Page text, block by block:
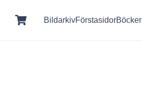
BildarkivFörstasidorBöcker